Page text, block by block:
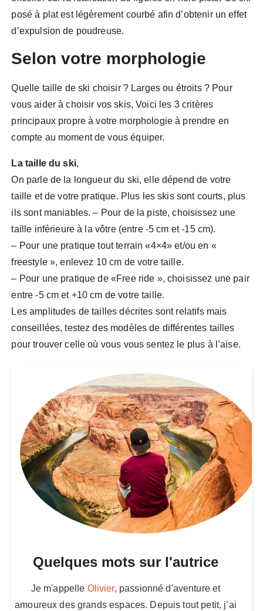
posé à plat est légèrement courbé afin d’obtenir un effet
d’expulsion de poudreuse.
Selon votre morphologie
Quelle taille de ski choisir ? Larges ou étroits ? Pour
vous aider à choisir vos skis, Voici les 3 critères
principaux propre à votre morphologie à prendre en
compte au moment de vous équiper.
La taille du ski,
On parle de la longueur du ski, elle dépend de votre
taille et de votre pratique. Plus les skis sont courts, plus
ils sont maniables. – Pour de la piste, choisissez une
taille inférieure à la vôtre (entre -5 cm et -15 cm).
– Pour une pratique tout terrain «4×4» et/ou en «
freestyle », enlevez 10 cm de votre taille.
– Pour une pratique de «Free ride », choisissez une pair
entre -5 cm et +10 cm de votre taille.
Les amplitudes de tailles décrites sont relatifs mais
conseillées, testez des modèles de différentes tailles
pour trouver celle où vous vous sentez le plus à l’aise.
Quelques mots sur l'autrice
Je m'appelle Olivier, passionné d'aventure et
amoureux des grands espaces. Depuis tout petit, j’ai